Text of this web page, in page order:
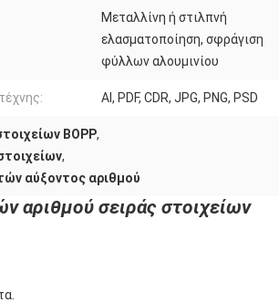
Μεταλλίνη ή στιλπνή
ελασματοποίηση, σφράγιση
φύλλων αλουμινίου
AI, PDF, CDR, JPG, PNG, PSD
BOPP,
,
αύξοντος αριθμού
αριθμού σειράς στοιχείων